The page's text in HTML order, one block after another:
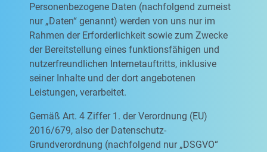
Personenbezogene Daten (nachfolgend zumeist
nur „Daten“ genannt) werden von uns nur im
Rahmen der Erforderlichkeit sowie zum Zwecke
der Bereitstellung eines funktionsfähigen und
nutzerfreundlichen Internetauftritts, inklusive
seiner Inhalte und der dort angebotenen
Leistungen, verarbeitet.
Gemäß Art. 4 Ziffer 1. der Verordnung (EU)
2016/679, also der Datenschutz-
Grundverordnung (nachfolgend nur „DSGVO“